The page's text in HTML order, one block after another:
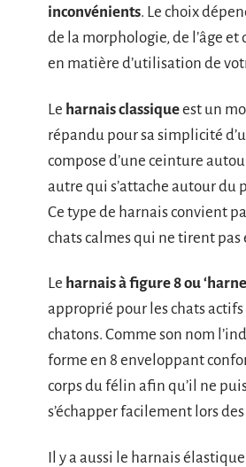
inconvénients. Le choix
de la morphologie, de l’âge et
en matière d’utilisation de
Le harnais classiqueest un
répandu pour sa simplicité
compose d’une ceinture
autre qui s’attache autour du
Ce type de harnais convient
chats calmes qui ne tirent pas
Le harnais à figure 8 ou
approprié pour les chats
chatons. Comme son nom
forme en 8 enveloppant
corps du félin afin qu’il ne
s’échapper facilement lors
Il y a aussi le harnais